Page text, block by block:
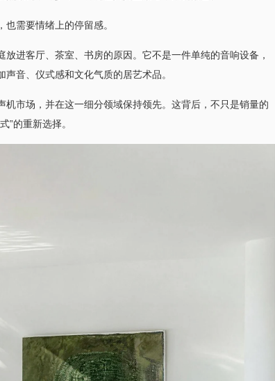
需要情绪上的停留感。
进客厅、茶室、书房的原因。它不是一件单纯的音响设备，
音、仪式感和文化气质的居艺术品。
机市场，并在这一细分领域保持领先。这背后，不只是销量的
”的重新选择。